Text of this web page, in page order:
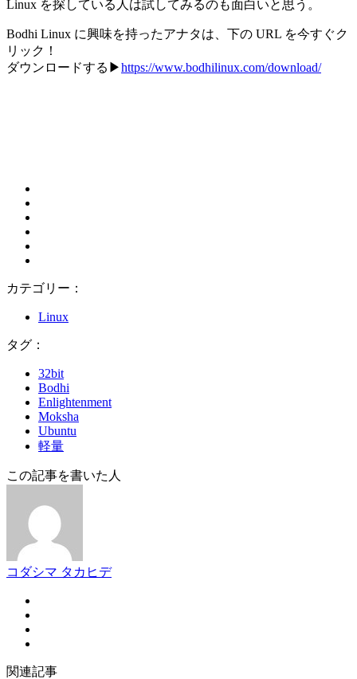
Linux を探している人は試してみるのも面白いと思う。
Bodhi Linux に興味を持ったアナタは、下の URL を今すぐク
リック！
ダウンロードする▶https://www.bodhilinux.com/download/
カテゴリー：
Linux
タグ：
32bit
Bodhi
Enlightenment
Moksha
Ubuntu
軽量
この記事を書いた人
コダシマ タカヒデ
関連記事